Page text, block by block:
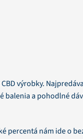
výrobky.
balenia a pohodlné
percentá nám ide o